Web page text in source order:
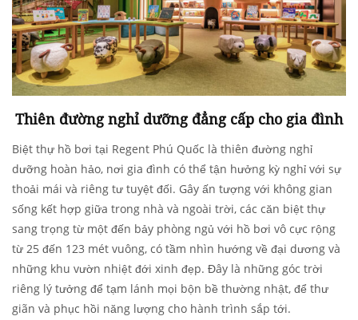
Thiên đường nghỉ dưỡng đẳng cấp cho gia đình
Biệt thự hồ bơi tại Regent Phú Quốc là thiên đường nghỉ
dưỡng hoàn hảo, nơi gia đình có thể tận hưởng kỳ nghỉ với sự
thoải mái và riêng tư tuyệt đối. Gây ấn tượng với không gian
sống kết hợp giữa trong nhà và ngoài trời, các căn biệt thự
sang trọng từ một đến bảy phòng ngủ với hồ bơi vô cực rộng
từ 25 đến 123 mét vuông, có tầm nhìn hướng về đại dương và
những khu vườn nhiệt đới xinh đẹp. Đây là những góc trời
riêng lý tưởng để tạm lánh mọi bộn bề thường nhật, để thư
giãn và phục hồi năng lượng cho hành trình sắp tới.